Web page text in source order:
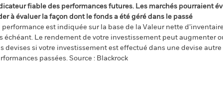
fiable des performances futures. Les marchés pourraient
à évaluer la façon dont le fonds a été géré dans le passé
performance est indiquée sur la base de la Valeur nette
échéant. Le rendement de votre investissement peut augmenter
devises si votre investissement est effectué dans une devise
passées. Source : Blackrock